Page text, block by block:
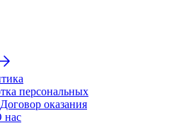
персональных
Договор оказания
нас